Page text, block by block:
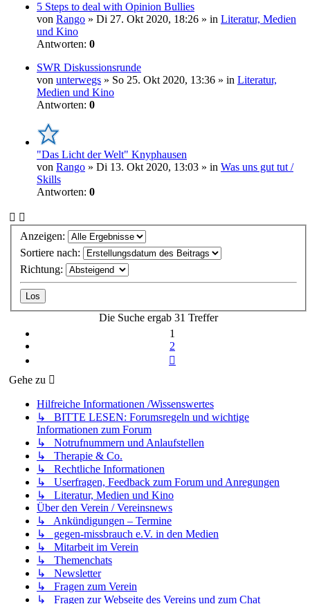
5 Steps to deal with Opinion Bullies
von Rango » Di 27. Okt 2020, 18:26 » in Literatur, Medien
und Kino
Antworten: 0
SWR Diskussionsrunde
von unterwegs » So 25. Okt 2020, 13:36 » in Literatur,
Medien und Kino
Antworten: 0
"Das Licht der Welt" Knyphausen
von Rango » Di 13. Okt 2020, 13:03 » in Was uns gut tut /
Skills
Antworten: 0
Anzeigen:
Sortiere nach:
Richtung:
Die Suche ergab 31 Treffer
1
2
Gehe zu
Hilfreiche Informationen /Wissenswertes
↳ BITTE LESEN: Forumsregeln und wichtige
Informationen zum Forum
↳ Notrufnummern und Anlaufstellen
↳ Therapie & Co.
↳ Rechtliche Informationen
↳ Userfragen, Feedback zum Forum und Anregungen
↳ Literatur, Medien und Kino
Über den Verein / Vereinsnews
↳ Ankündigungen – Termine
↳ gegen-missbrauch e.V. in den Medien
↳ Mitarbeit im Verein
↳ Themenchats
↳ Newsletter
↳ Fragen zum Verein
↳ Fragen zur Webseite des Vereins und zum Chat